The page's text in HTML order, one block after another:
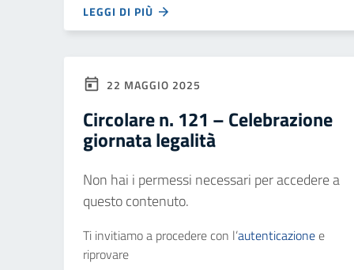
LEGGI DI PIÙ
22 MAGGIO 2025
Circolare n. 121 – Celebrazione
giornata legalità
Non hai i permessi necessari per accedere a
questo contenuto.
Ti invitiamo a procedere con l’autenticazionee
riprovare